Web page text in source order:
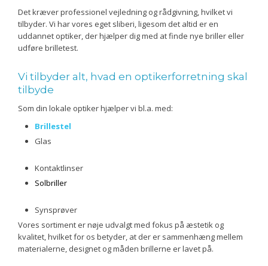
Det kræver professionel vejledning og rådgivning, hvilket vi
tilbyder. Vi har vores eget sliberi, ligesom det altid er en
uddannet optiker, der hjælper dig med at finde nye briller eller
udføre brilletest.
Vi tilbyder alt, hvad en optikerforretning skal
tilbyde
Som din lokale optiker hjælper vi bl.a. med:
Brillestel
Glas
Kontaktlinser
Solbriller
Synsprøver
Vores sortiment er nøje udvalgt med fokus på æstetik og
kvalitet, hvilket for os betyder, at der er sammenhæng mellem
materialerne, designet og måden brillerne er lavet på.